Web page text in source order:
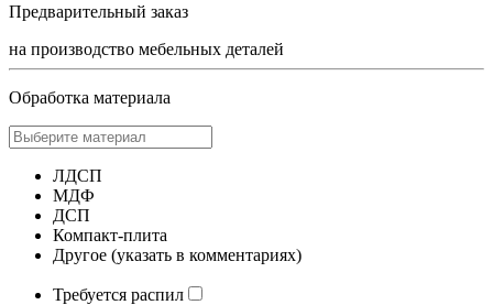
Предварительный заказ
на производство мебельных деталей
Обработка материала
ЛДСП
МДФ
ДСП
Компакт-плита
Другое (указать в комментариях)
Требуется распил